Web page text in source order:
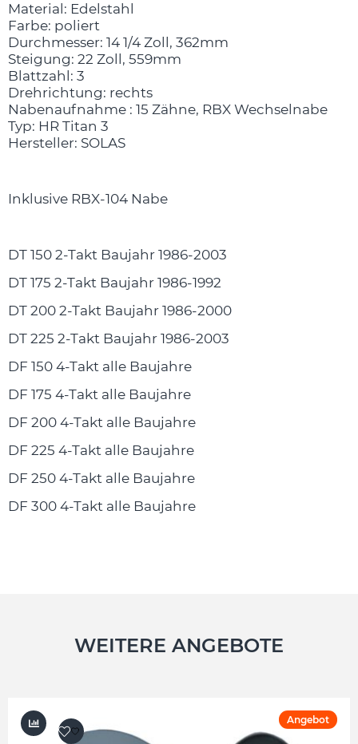
Material: Edelstahl
Farbe: poliert
Durchmesser: 14 1/4 Zoll, 362mm
Steigung: 22 Zoll, 559mm
Blattzahl: 3
Drehrichtung: rechts
Nabenaufnahme : 15 Zähne, RBX Wechselnabe
Typ: HR Titan 3
Hersteller: SOLAS
Inklusive RBX-104 Nabe
DT 150 2-Takt Baujahr 1986-2003
DT 175 2-Takt Baujahr 1986-1992
DT 200 2-Takt Baujahr 1986-2000
DT 225 2-Takt Baujahr 1986-2003
DF 150 4-Takt alle Baujahre
DF 175 4-Takt alle Baujahre
DF 200 4-Takt alle Baujahre
DF 225 4-Takt alle Baujahre
DF 250 4-Takt alle Baujahre
DF 300 4-Takt alle Baujahre
WEITERE ANGEBOTE
Angebot